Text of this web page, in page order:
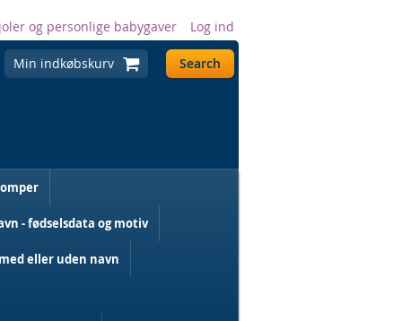
og personlige babygaver Log ind
Min indkøbskurv Search
- fødselsdata og motiv
eller uden navn